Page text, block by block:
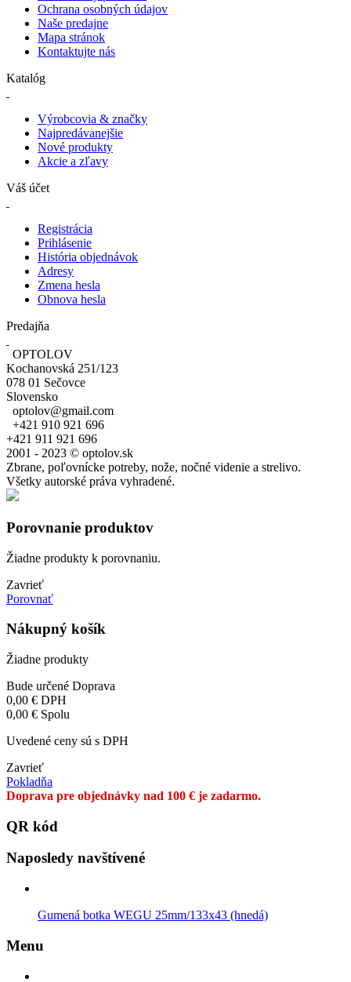
Ochrana osobných údajov
Naše predajne
Mapa stránok
Kontaktujte nás
Katalóg
Výrobcovia & značky
Najpredávanejšie
Nové produkty
Akcie a zľavy
Váš účet
Registrácia
Prihlásenie
História objednávok
Adresy
Zmena hesla
Obnova hesla
Predajňa
OPTOLOV
Kochanovská 251/123
078 01 Sečovce
Slovensko
optolov@gmail.com
+421 910 921 696
+421 911 921 696
2001 - 2023 © optolov.sk
Zbrane, poľovnícke potreby, nože, nočné videnie a strelivo.
Všetky autorské práva vyhradené.
Porovnanie produktov
Žiadne produkty k porovnaniu.
Zavrieť
Porovnať
Nákupný košík
Žiadne produkty
Bude určené Doprava
0,00 € DPH
0,00 € Spolu
Uvedené ceny sú s DPH
Zavrieť
Pokladňa
Doprava pre objednávky nad 100 € je zadarmo.
QR kód
Naposledy navštívené
Gumená botka WEGU 25mm/133x43 (hnedá)
Menu